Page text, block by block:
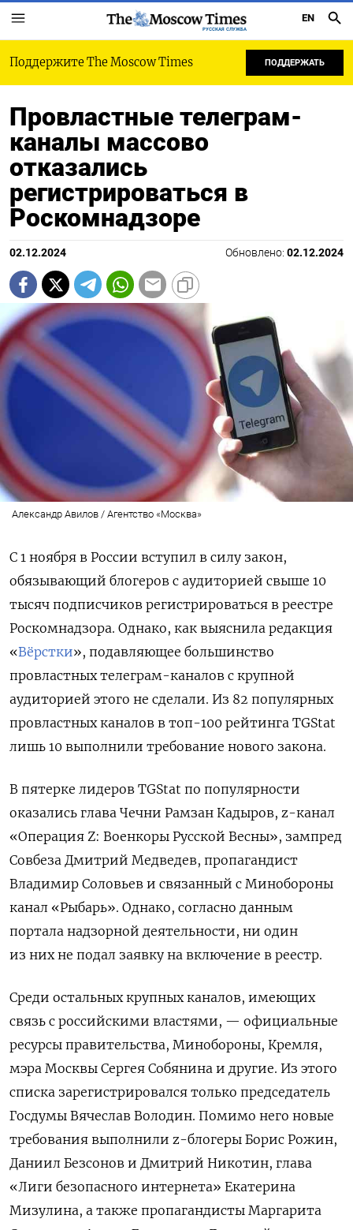
РУССКАЯ СЛУЖБА
EN
Поддержите The Moscow Times ПОДДЕРЖАТЬ
Провластные телеграм-
каналы массово
отказались
регистрироваться в
Роскомнадзоре
02.12.2024 Обновлено: 02.12.2024
Александр Авилов / Агентство «Москва»
С 1 ноября в России вступил в силу закон,
обязывающий блогеров с аудиторией свыше 10
тысяч подписчиков регистрироваться в реестре
Роскомнадзора. Однако, как выяснила редакция
«Вёрстки», подавляющее большинство
провластных телеграм-каналов с крупной
аудиторией этого не сделали. Из 82 популярных
провластных каналов в топ-100 рейтинга TGStat
лишь 10 выполнили требование нового закона.
В пятерке лидеров TGStat по популярности
оказались глава Чечни Рамзан Кадыров, z-канал
«Операция Z: Военкоры Русской Весны», зампред
Совбеза Дмитрий Медведев, пропагандист
Владимир Соловьев и связанный с Минобороны
канал «Рыбарь». Однако, согласно данным
портала надзорной деятельности, ни один
из них не подал заявку на включение в реестр.
Среди остальных крупных каналов, имеющих
связь с российскими властями, — официальные
ресурсы правительства, Минобороны, Кремля,
мэра Москвы Сергея Собянина и другие. Из этого
списка зарегистрировался только председатель
Госдумы Вячеслав Володин. Помимо него новые
требования выполнили z-блогеры Борис Рожин,
Даниил Безсонов и Дмитрий Никотин, глава
«Лиги безопасного интернета» Екатерина
Мизулина, а также пропагандисты Маргарита